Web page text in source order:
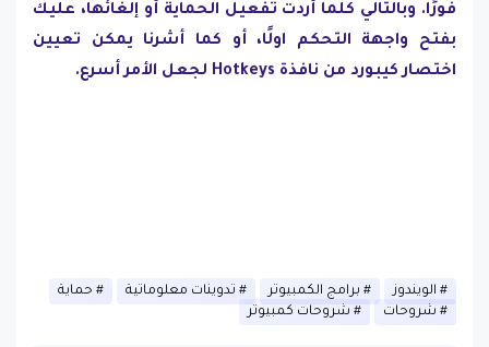
فورًا. وبالتالي كلما أردت تفعيل الحماية أو إلغائها، عليك
بفتح واجهة التحكم اولًا، أو كما أشرنا يمكن تعيين
اختصار كيبورد من نافذة Hotkeys لجعل الأمر أسرع.
الويندوز برامج الكمبيوتر تدوينات معلوماتية
حماية
شروحات
شروحات كمبيوتر